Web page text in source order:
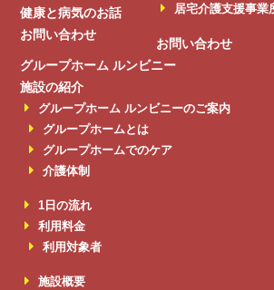
健康と病気のお話
お問い合わせ
居宅介護支援事業
お問い合わせ
グループホーム ルンビニー
施設の紹介
グループホーム ルンビニーのご案内
グループホームとは
グループホームでのケア
介護体制
1日の流れ
利用料金
利用対象者
施設概要